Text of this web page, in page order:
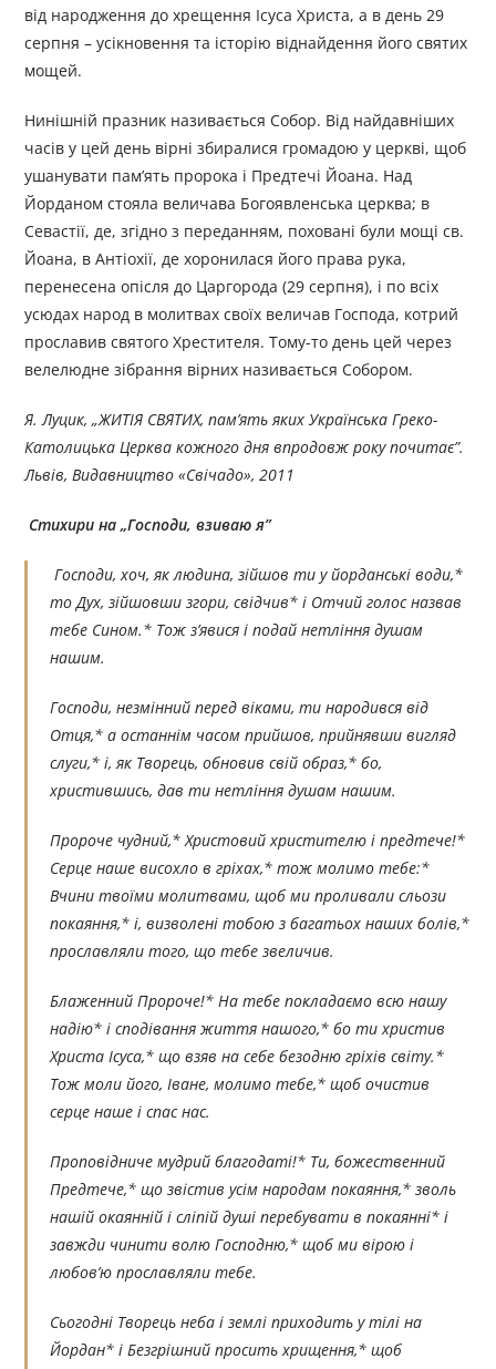
від народження до хрещення Ісуса Христа, а в день 29
серпня – усікновення та історію віднайдення його святих
мощей.
Нинішній празник називається Собор. Від найдавніших
часів у цей день вірні збиралися громадою у церкві, щоб
ушанувати пам’ять пророка і Предтечі Йоана. Над
Йорданом стояла величава Богоявленська церква; в
Севастії, де, згідно з переданням, поховані були мощі св.
Йоана, в Антіохії, де хоронилася його права рука,
перенесена опісля до Царгорода (29 серпня), і по всіх
усюдах народ в молитвах своїх величав Господа, котрий
прославив святого Хрестителя. Тому-то день цей через
велелюдне зібрання вірних називається Собором.
Я. Луцик, „ЖИТІЯ СВЯТИХ, пам’ять яких Українська Греко-
Католицька Церква кожного дня впродовж року почитає”.
Львів, Видавництво «Свічадо», 2011
Стихири на „Господи, взиваю я”
Господи, хоч, як людина, зійшов ти у йорданські води,*
то Дух, зійшовши згори, свідчив* і Отчий голос назвав
тебе Сином.* Тож з’явися і подай нетління душам
нашим.
Господи, незмінний перед віками, ти народився від
Отця,* а останнім часом прийшов, прийнявши вигляд
слуги,* і, як Творець, обновив свій образ,* бо,
христившись, дав ти нетління душам нашим.
Пророче чудний,* Христовий христителю і предтече!*
Серце наше висохло в гріхах,* тож молимо тебе:*
Вчини твоїми молитвами, щоб ми проливали сльози
покаяння,* і, визволені тобою з багатьох наших болів,*
прославляли того, що тебе звеличив.
Блаженний Пророче!* На тебе покладаємо всю нашу
надію* і сподівання життя нашого,* бо ти христив
Христа Ісуса,* що взяв на себе безодню гріхів світу.*
Тож моли його, Іване, молимо тебе,* щоб очистив
серце наше і спас нас.
Проповідниче мудрий благодаті!* Ти, божественний
Предтече,* що звістив усім народам покаяння,* зволь
нашій окаянній і сліпій душі перебувати в покаянні* і
завжди чинити волю Господню,* щоб ми вірою і
любов’ю прославляли тебе.
Сьогодні Творець неба і землі приходить у тілі на
Йордан* і Безгрішний просить хрищення,* щоб